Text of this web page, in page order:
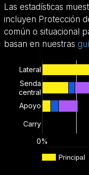
Las estadísticas
incluyen Protección
común o situacional
basan en nuestras
Principal
0%
Lateral
Senda
central
Apoyo
Carry